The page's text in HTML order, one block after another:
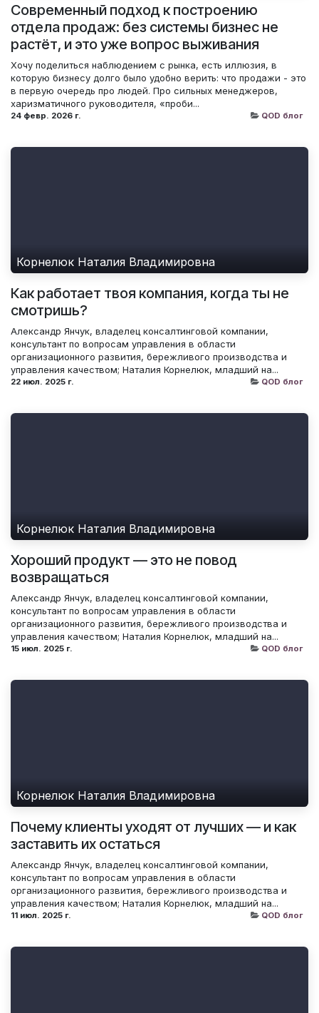
Современный подход к построению
отдела продаж: без системы бизнес не
растёт, и это уже вопрос выживания
Хочу поделиться наблюдением с рынка, есть иллюзия, в
которую бизнесу долго было удобно верить: что продажи - это
в первую очередь про людей. Про сильных менеджеров,
харизматичного руководителя, «проби...
24 февр. 2026 г. QOD блог
Корнелюк Наталия Владимировна
Как работает твоя компания, когда ты не
смотришь?
Александр Янчук, владелец консалтинговой компании,
консультант по вопросам управления в области
организационного развития, бережливого производства и
управления качеством; Наталия Корнелюк, младший на...
22 июл. 2025 г. QOD блог
Корнелюк Наталия Владимировна
Хороший продукт — это не повод
возвращаться
Александр Янчук, владелец консалтинговой компании,
консультант по вопросам управления в области
организационного развития, бережливого производства и
управления качеством; Наталия Корнелюк, младший на...
15 июл. 2025 г. QOD блог
Корнелюк Наталия Владимировна
Почему клиенты уходят от лучших — и как
заставить их остаться
Александр Янчук, владелец консалтинговой компании,
консультант по вопросам управления в области
организационного развития, бережливого производства и
управления качеством; Наталия Корнелюк, младший на...
11 июл. 2025 г. QOD блог